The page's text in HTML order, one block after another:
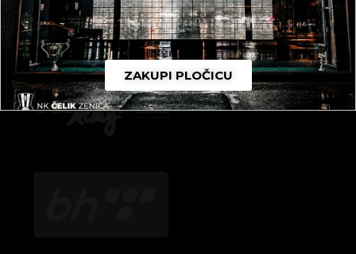
ZAKUPI PLOČICU